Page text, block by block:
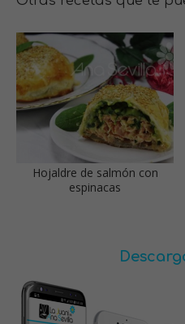
Hojaldre de salmón con
espinacas